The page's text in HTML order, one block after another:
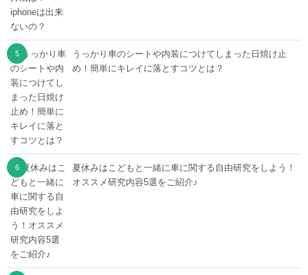
うっかり車のシートや内装につけてしまった日焼け止
め！簡単にキレイに落とすコツとは？
夏休みはこどもと一緒に車に関する自由研究をしよう！
オススメ研究内容5選をご紹介♪